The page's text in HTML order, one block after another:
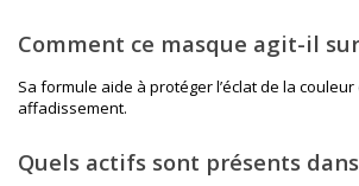
Comment ce masque agit-il
Sa formule aide à protéger l’éclat de la
affadissement.
Quels actifs sont présents